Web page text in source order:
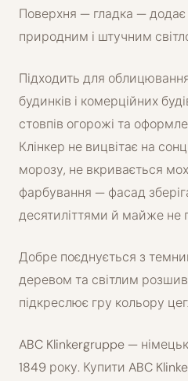
Поверхня — гладка — додає
природним і штучним
Підходить для
будинків і комерційних
стовпів огорожі та
Клінкер не вицвітає на
морозу, не вкривається
фарбування — фасад
десятиліттями й майже не
Добре поєднується з
деревом та світлим
підкреслює гру кольору
ABC Klinkergruppe —
1849 року. Купити ABC